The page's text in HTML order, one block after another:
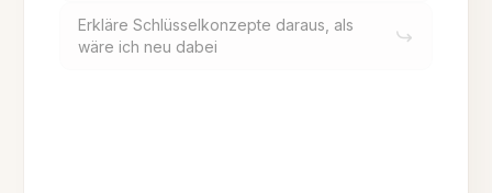
Erkläre Schlüsselkonzepte daraus, als
wäre ich neu dabei